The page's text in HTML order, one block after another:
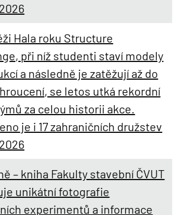
Hala roku Structure
při níž studenti staví modely
a následně je zatěžují až do
se letos utká rekordní
za celou historii akce.
je i 17 zahraničních družstev
– kniha Fakulty stavební ČVUT
unikátní fotografie
experimentů a informace